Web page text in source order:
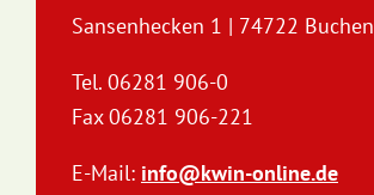
Sansenhecken 1 | 74722 Buchen
Tel. 06281 906-0
Fax 06281 906-221
E-Mail: info@kwin-online.de